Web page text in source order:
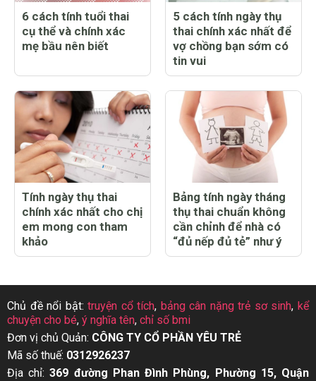
6 cách tính tuổi thai
cụ thể và chính xác
mẹ bầu nên biết
5 cách tính ngày thụ
thai chính xác nhất để
vợ chồng bạn sớm có
tin vui
Tính ngày thụ thai
chính xác nhất cho chị
em mong con tham
khảo
Bảng tính ngày tháng
thụ thai chuẩn không
cần chỉnh để nhà có
“đủ nếp đủ tẻ” như ý
Chủ đề nổi bật:truyện cổ tích, bảng cân nặng trẻ sơ sinh,kể
chuyện cho bé, ý nghĩa tên, chỉ số bmi
Đơn vị chủ Quản: CÔNG TY CỔ PHẦN YÊU TRẺ
Mã số thuế: 0312926237
Địa chỉ:369 đường Phan Đình Phùng, Phường 15, Quận